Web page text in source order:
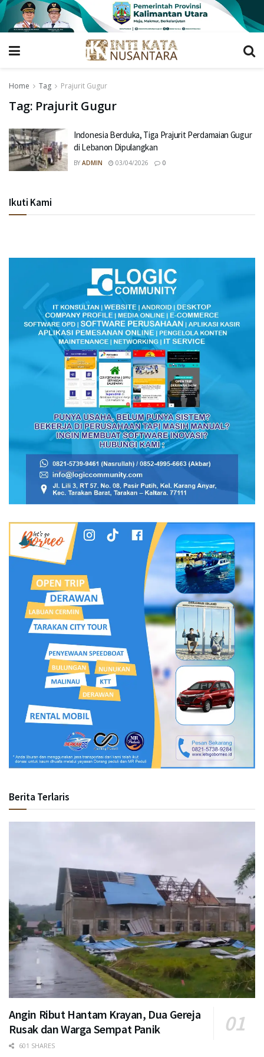
Home Tag Prajurit Gugur
Tag: Prajurit Gugur
Indonesia Berduka, Tiga Prajurit Perdamaian Gugur
di Lebanon Dipulangkan
BY ADMIN 03/04/2026 0
Ikuti Kami
Berita Terlaris
Angin Ribut Hantam Krayan, Dua Gereja
Rusak dan Warga Sempat Panik
601 SHARES